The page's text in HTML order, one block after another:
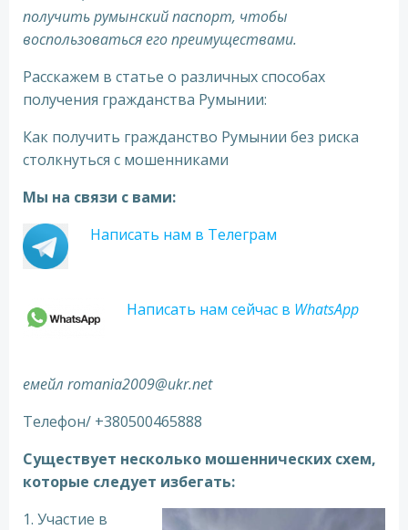
получить румынский паспорт, чтобы
воспользоваться его преимуществами.
Расскажем в статье о различных способах
получения гражданства Румынии:
Как получить гражданство Румынии без риска
столкнуться с мошенниками
Мы на связи с вами:
Написать нам в Телеграм
Написать нам сейчас в WhatsApp
емейл romania2009@ukr.net
Телефон/ +380500465888
Существует несколько мошеннических схем,
которые следует избегать:
1. Участие в